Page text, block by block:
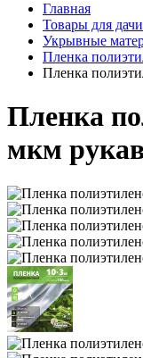
Главная
Товары для
Укрывные
Пленка
Пленка
Пленка
мкм